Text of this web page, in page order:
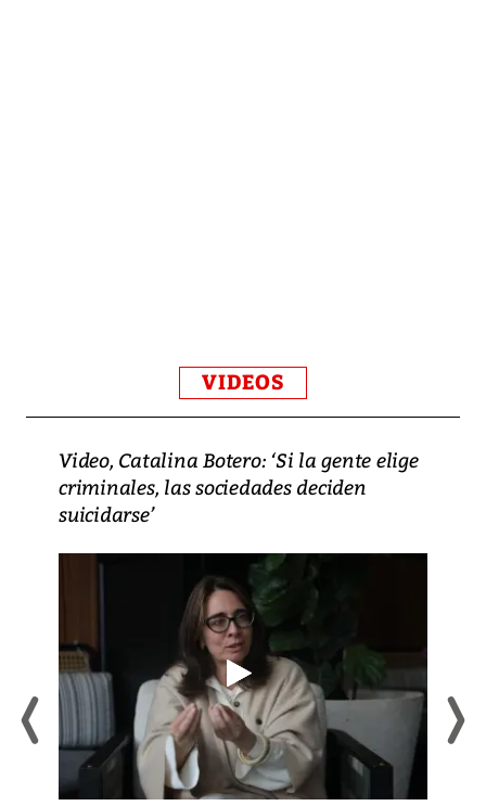
VIDEOS
Video, Catalina Botero: ‘Si la gente elige
criminales, las sociedades deciden
suicidarse’